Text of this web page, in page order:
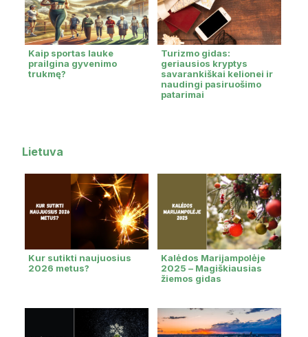
Kaip sportas lauke
prailgina gyvenimo
trukmę?
Turizmo gidas:
geriausios kryptys
savarankiškai kelionei ir
naudingi pasiruošimo
patarimai
Lietuva
Kur sutikti naujuosius
2026 metus?
Kalėdos Marijampolėje
2025 – Magiškiausias
žiemos gidas